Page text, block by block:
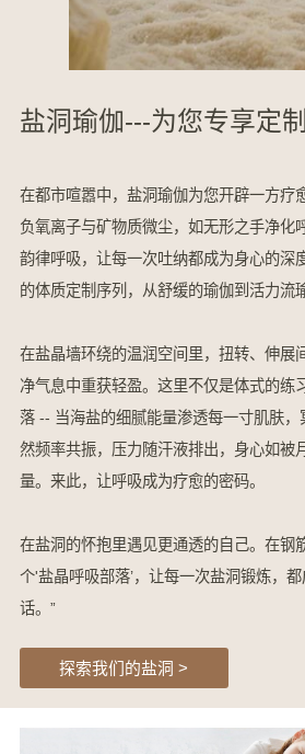
盐洞瑜伽---为您专享定
在都市喧嚣中，盐洞瑜伽为您开辟一方疗
负氧离子与矿物质微尘，如无形之手净化
韵律呼吸，让每一次吐纳都成为身心的深
的体质定制序列，从舒缓的瑜伽到活力流
在盐晶墙环绕的温润空间里，扭转、伸展
净气息中重获轻盈。这里不仅是体式的练
落 -- 当海盐的细腻能量渗透每一寸肌肤，
然频率共振，压力随汗液排出，身心如被
量。来此，让呼吸成为疗愈的密码。
在盐洞的怀抱里遇见更通透的自己。在钢
个'盐晶呼吸部落’，让每一次盐洞锻炼，
话。”
探索我们的盐洞 >